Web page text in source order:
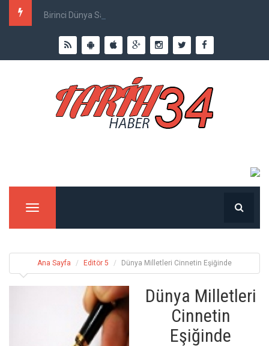
Birinci Dünya Savaşı`nda Ne Kadar İnsan Öldü?
Menu
Ana Sayfa Editör 5 Dünya Milletleri Cinnetin Eşiğinde
Dünya Milletleri
Cinnetin
Eşiğinde